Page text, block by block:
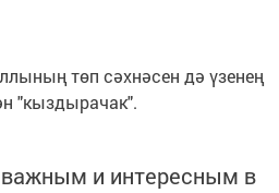
төп сәхнәсен дә үзенең
"кыздырачак".
и интересным в